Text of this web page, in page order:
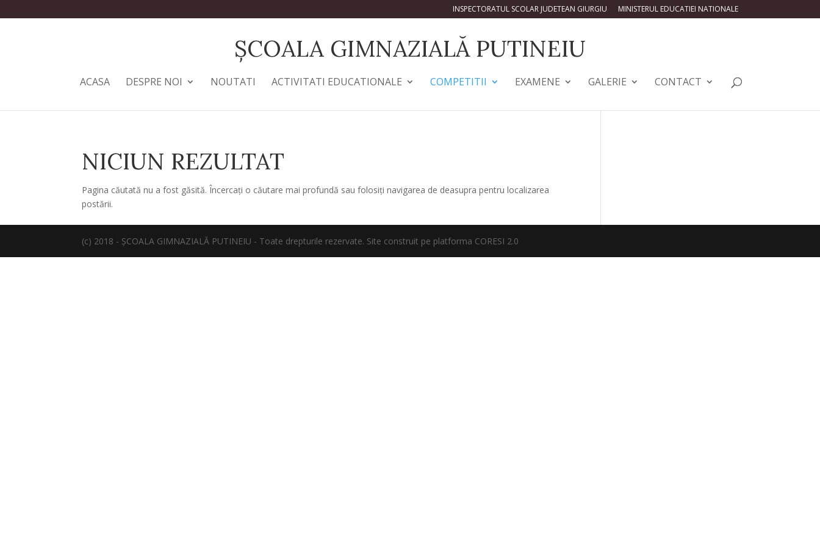
INSPECTORATUL SCOLAR JUDETEAN GIURGIU MINISTERUL EDUCATIEI NATIONALE
ȘCOALA GIMNAZIALĂ PUTINEIU
ACASA DESPRE NOI NOUTATI ACTIVITATI EDUCATIONALE COMPETITII EXAMENE GALERIE CONTACT
NICIUN REZULTAT
Pagina căutată nu a fost găsită. Încercați o căutare mai profundă sau folosiți navigarea de deasupra pentru localizarea
postării.
(c) 2018 - ȘCOALA GIMNAZIALĂ PUTINEIU - Toate drepturile rezervate. Site construit pe platforma CORESI 2.0